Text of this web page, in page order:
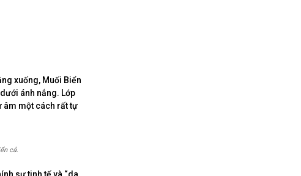
xuống, Muối Biển
ánh nắng. Lớp
âm một cách rất tự
cả.